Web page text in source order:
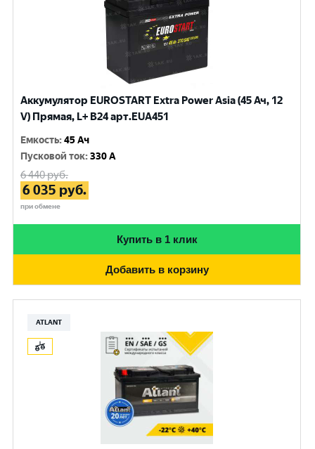
Аккумулятор EUROSTART Extra Power Asia (45 Ач, 12
V) Прямая, L+ B24 арт.EUA451
Емкость:45 Ач
Пусковой ток:330 A
6 440руб.
6 035 руб.
при обмене
Купить в 1 клик
Добавить в корзину
ATLANT